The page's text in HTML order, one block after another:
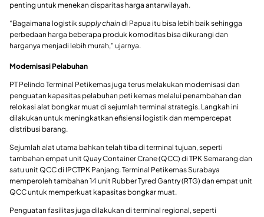
penting untuk menekan disparitas harga antarwilayah.
“Bagaimana logistiksupply chaindi Papua itu bisa lebih baik sehingga
perbedaan harga beberapa produk komoditas bisa dikurangi dan
harganya menjadi lebih murah,” ujarnya.
Modernisasi Pelabuhan
PT Pelindo Terminal Petikemas juga terus melakukan modernisasi dan
penguatan kapasitas pelabuhan peti kemas melalui penambahan dan
relokasi alat bongkar muat di sejumlah terminal strategis. Langkah ini
dilakukan untuk meningkatkan efisiensi logistik dan mempercepat
distribusi barang.
Sejumlah alat utama bahkan telah tiba di terminal tujuan, seperti
tambahan empat unit Quay Container Crane (QCC) di TPK Semarang dan
satu unit QCC di IPCTPK Panjang. Terminal Petikemas Surabaya
memperoleh tambahan 14 unit Rubber Tyred Gantry (RTG) dan empat unit
QCC untuk memperkuat kapasitas bongkar muat.
Penguatan fasilitas juga dilakukan di terminal regional, seperti